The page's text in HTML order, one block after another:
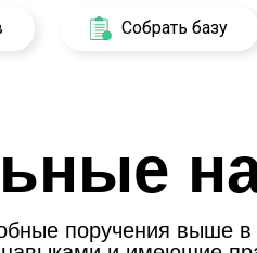
Собрать базу
поручения выше